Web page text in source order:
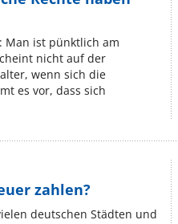
Man ist pünktlich am
nicht auf der
wenn sich die
es vor, dass sich
zahlen?
deutschen Städten und